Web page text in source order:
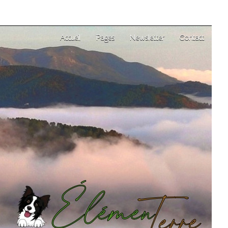
Accueil Pages Newsletter Contact